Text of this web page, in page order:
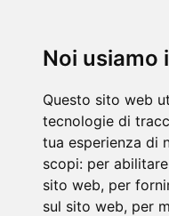
Noi usiamo
Questo sito web
tecnologie di
tua esperienza di
scopi: per
sito web, per
sul sito web, per